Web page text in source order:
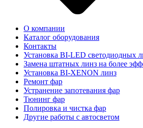
О компании
Каталог оборудования
Контакты
Установка BI-LED светодиодных
Замена штатных линз на более
Установка BI-XENON линз
Ремонт фар
Устранение запотевания фар
Тюнинг фар
Полировка и чистка фар
Другие работы с автосветом